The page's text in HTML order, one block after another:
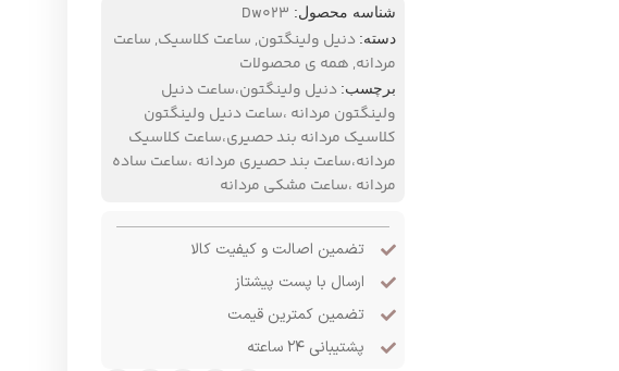
شناسه محصول: Dw023
دسته: دنیل ولینگتون, ساعت کلاسیک, ساعت
مردانه, همه ی محصولات
برچسب: دنیل ولینگتون،ساعت دنیل
ولینگتون مردانه ،ساعت دنیل ولینگتون
کلاسیک مردانه بند حصیری،ساعت کلاسیک
مردانه،ساعت بند حصیری مردانه ،ساعت ساده
مردانه ،ساعت مشکی مردانه
تضمین اصالت و کیفیت کالا
ارسال با پست پیشتاز
تضمین کمترین قیمت
پشتیبانی ۲۴ ساعته